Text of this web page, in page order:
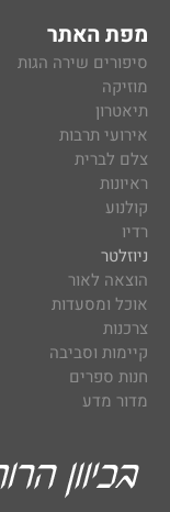
מפת האתר
סיפורים שירה הגות
מוזיקה
תיאטרון
אירועי תרבות
צלם לברית
ראיונות
קולנוע
רדיו
ניוזלטר
הוצאה לאור
אוכל ומסעדות
צרכנות
קיימות וסביבה
חנות ספרים
מדור מדע